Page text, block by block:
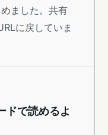
ました。共有
に戻していま
ドで読めるよ